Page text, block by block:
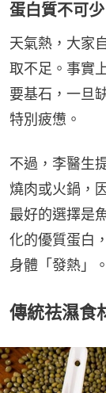
蛋白質不可
天氣熱，大家
取不足。事實
要基石，一旦
特別疲憊。
不過，李醫生
燒肉或火鍋，
最好的選擇是
化的優質蛋白
身體「發熱」。
傳統祛濕食